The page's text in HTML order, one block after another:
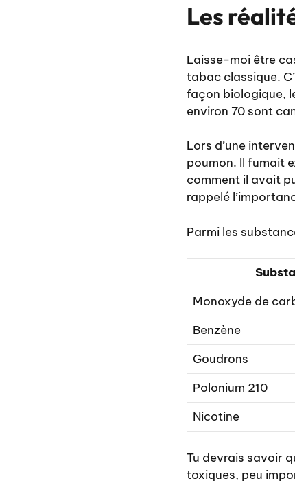
Les
Laisse-moi être
tabac classique.
façon biologique,
environ 70 sont
Lors d’une
poumon. Il fumait
comment il avait
rappelé
Parmi les
Monoxyde de
Benzène
Goudrons
Polonium 210
Nicotine
Tu devrais savoir
toxiques, peu